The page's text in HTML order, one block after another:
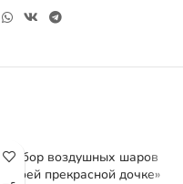
Набор воздушных шаров
«Моей прекрасной дочке»